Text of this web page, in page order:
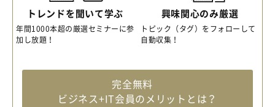
トレンドを聞いて学ぶ
年間1000本超の厳選セミナーに参
加し放題！
興味関心のみ厳選
トピック（タグ）をフォローして
自動収集！
完全無料
ビジネス+IT会員のメリットとは？